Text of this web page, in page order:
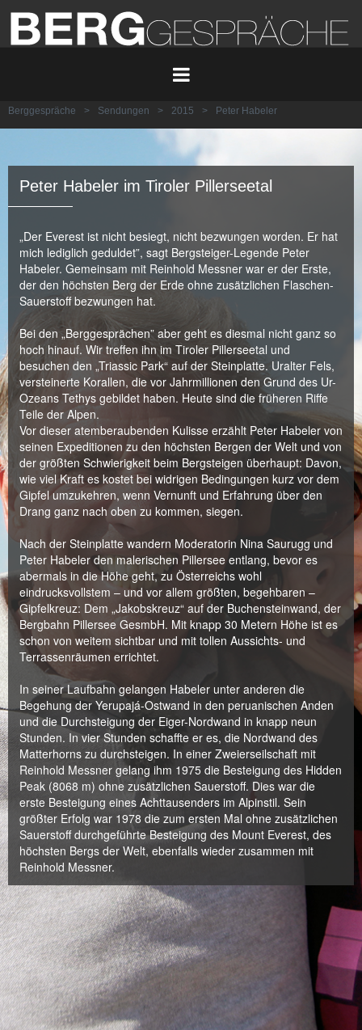
Berggespräche > Sendungen > 2015 > Peter Habeler
Peter Habeler im Tiroler Pillerseetal
„Der Everest ist nicht besiegt, nicht bezwungen worden. Er hat
mich lediglich geduldet”, sagt Bergsteiger-Legende Peter
Habeler. Gemeinsam mit Reinhold Messner war er der Erste,
der den höchsten Berg der Erde ohne zusätzlichen Flaschen-
Sauerstoff bezwungen hat.
Bei den „Berggesprächen” aber geht es diesmal nicht ganz so
hoch hinauf. Wir treffen ihn im Tiroler Pillerseetal und
besuchen den „Triassic Park“ auf der Steinplatte. Uralter Fels,
versteinerte Korallen, die vor Jahrmillionen den Grund des Ur-
Ozeans Tethys gebildet haben. Heute sind die früheren Riffe
Teile der Alpen.
Vor dieser atemberaubenden Kulisse erzählt Peter Habeler von
seinen Expeditionen zu den höchsten Bergen der Welt und von
der größten Schwierigkeit beim Bergsteigen überhaupt: Davon,
wie viel Kraft es kostet bei widrigen Bedingungen kurz vor dem
Gipfel umzukehren, wenn Vernunft und Erfahrung über den
Drang ganz nach oben zu kommen, siegen.
Nach der Steinplatte wandern Moderatorin Nina Saurugg und
Peter Habeler den malerischen Pillersee entlang, bevor es
abermals in die Höhe geht, zu Österreichs wohl
eindrucksvollstem – und vor allem größten, begehbaren –
Gipfelkreuz: Dem „Jakobskreuz“ auf der Buchensteinwand, der
Bergbahn Pillersee GesmbH. Mit knapp 30 Metern Höhe ist es
schon von weitem sichtbar und mit tollen Aussichts- und
Terrassenräumen errichtet.
In seiner Laufbahn gelangen Habeler unter anderen die
Begehung der Yerupajá-Ostwand in den peruanischen Anden
und die Durchsteigung der Eiger-Nordwand in knapp neun
Stunden. In vier Stunden schaffte er es, die Nordwand des
Matterhorns zu durchsteigen. In einer Zweierseilschaft mit
Reinhold Messner gelang ihm 1975 die Besteigung des Hidden
Peak (8068 m) ohne zusätzlichen Sauerstoff. Dies war die
erste Besteigung eines Achttausenders im Alpinstil. Sein
größter Erfolg war 1978 die zum ersten Mal ohne zusätzlichen
Sauerstoff durchgeführte Besteigung des Mount Everest, des
höchsten Bergs der Welt, ebenfalls wieder zusammen mit
Reinhold Messner.